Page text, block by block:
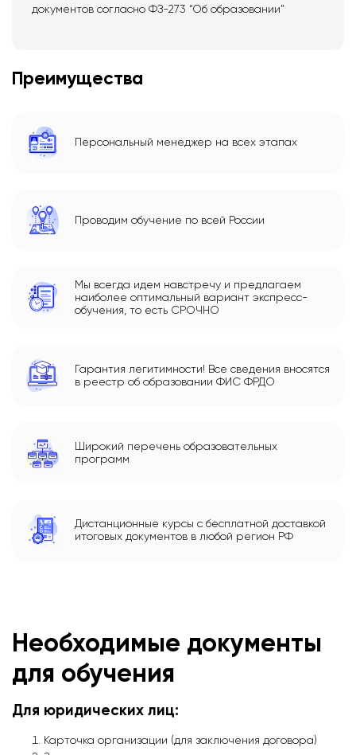
документов согласно ФЗ-273 “Об образовании”
Преимущества
Персональный менеджер на всех этапах
Проводим обучение по всей России
Мы всегда идем навстречу и предлагаем
наиболее оптимальный вариант экспресс-
обучения, то есть СРОЧНО
Гарантия легитимности! Все сведения вносятся
в реестр об образовании ФИС ФРДО
Широкий перечень образовательных
программ
Дистанционные курсы с бесплатной доставкой
итоговых документов в любой регион РФ
Необходимые документы
для обучения
Для юридических лиц:
Карточка организации (для заключения договора)